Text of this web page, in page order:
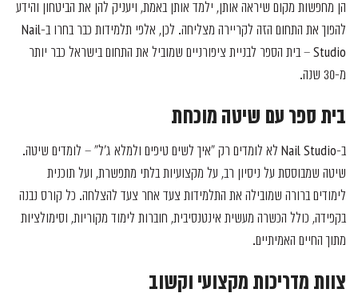
הן מחפשות מקום שיראה אותן, ילמד אותן באמת, ויעניק להן את הביטחון והידע
להפוך את התחום הזה לקריירה מצליחה. לכן, אלפי תלמידות כבר בחרו ב-Nail
Studio – בית הספר לבניית ציפורניים שמוביל את התחום בישראל כבר יותר
מ-30 שנה.
בית ספר עם שיטה מוכחת
ב-Nail Studio לא לומדים רק "איך לשים טיפים ולמלא ג’ל" – לומדים שיטה.
שיטה שמבוססת על ניסיון רב, על מקצועיות בלתי מתפשרת, ועל תוכנית
לימודים ברורה שמובילה את התלמידות צעד אחר צעד להצלחה. כל קורס נבנה
בקפידה, כולל הכשרה מעשית אינטנסיבית, חוברות לימוד מקוריות, וסימולציות
מתוך החיים האמיתיים.
צוות מדריכות מקצועי וקשוב